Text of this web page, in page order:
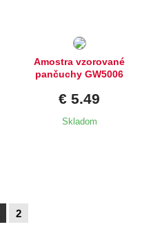
Amostra vzorované
pančuchy GW5006
€ 5.49
Skladom
2